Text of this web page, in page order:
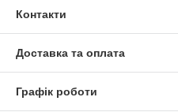
Контакти
Доставка та оплата
Графік роботи